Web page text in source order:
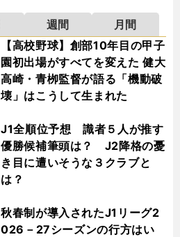
週間
月間
【高校野球】創部10年目の甲子
園初出場がすべてを変えた 健大
高崎・青栁監督が語る「機動破
壊」はこうして生まれた
J1全順位予想 識者５人が推す
優勝候補筆頭は？ J2降格の憂
き目に遭いそうな３クラブと
は？
秋春制が導入されたJ1リーグ2
026－27シーズンの行方はい